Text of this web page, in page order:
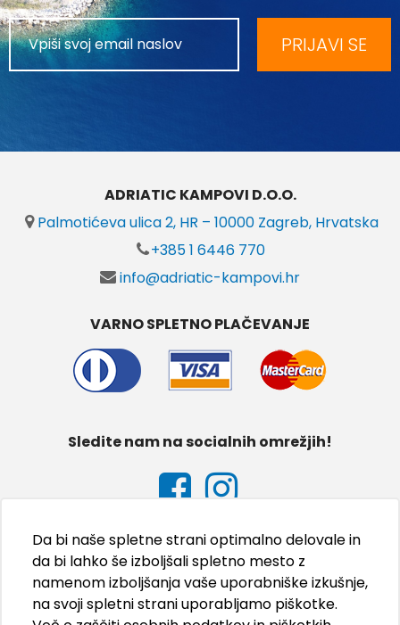
PRIJAVI SE
ADRIATIC KAMPOVI D.O.O.
Palmotićeva ulica 2, HR – 10000 Zagreb, Hrvatska
+385 1 6446 770
info@adriatic-kampovi.hr
VARNO SPLETNO PLAČEVANJE
Sledite nam na socialnih omrežjih!
Da bi naše spletne strani optimalno delovale in
da bi lahko še izboljšali spletno mesto z
namenom izboljšanja vaše uporabniške izkušnje,
na svoji spletni strani uporabljamo piškotke.